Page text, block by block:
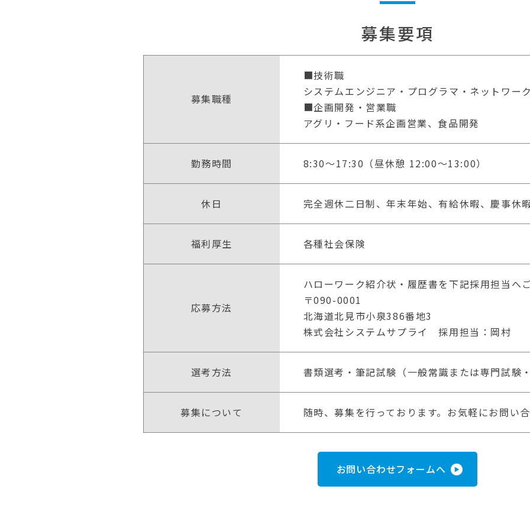
募集要項
募集職種
■技術職
システムエンジニア・プログラマ・ネットワー
■企画開発・営業職
アグリ・フード系企画営業、食品開発
勤務時間 8:30〜17:30（昼休憩 12:00〜13:00）
休日 完全週休二日制、年末年始、有給休暇、慶事休
福利厚生 各種社会保険
応募方法
ハローワーク紹介状・履歴書を下記採用担当へ
〒090-0001
北海道北見市小泉386番地3
株式会社システムサプライ 採用担当：岡村
選考方法 書類選考・筆記試験（一般常識または専門試験
募集について 随時、募集を行っております。お気軽にお問い合
お問い合わせフォームへ